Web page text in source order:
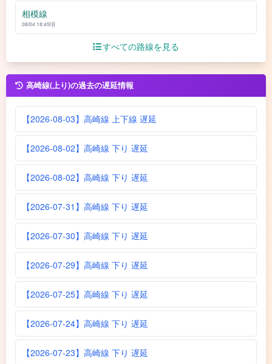
相模線
08/04 18:45頃
すべての路線を見る
高崎線(上り)の過去の遅延情報
【2026-08-03】高崎線 上下線 遅延
【2026-08-02】高崎線 下り 遅延
【2026-08-02】高崎線 下り 遅延
【2026-07-31】高崎線 下り 遅延
【2026-07-30】高崎線 下り 遅延
【2026-07-29】高崎線 下り 遅延
【2026-07-25】高崎線 下り 遅延
【2026-07-24】高崎線 下り 遅延
【2026-07-23】高崎線 下り 遅延